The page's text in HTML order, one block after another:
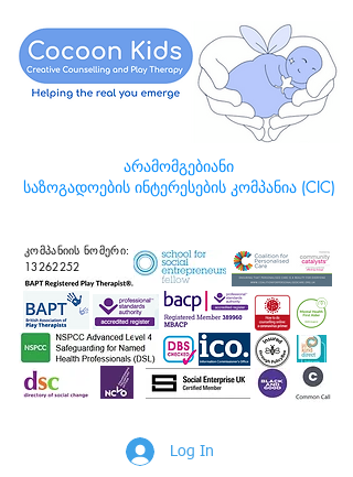
არამომგებიანი
საზოგადოების ინტერესების კომპანია (CIC)
კომპანიის ნომერი:
13262252
Log In